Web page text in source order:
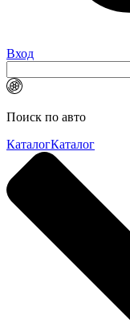
Вход
Поиск по авто
КаталогКаталог